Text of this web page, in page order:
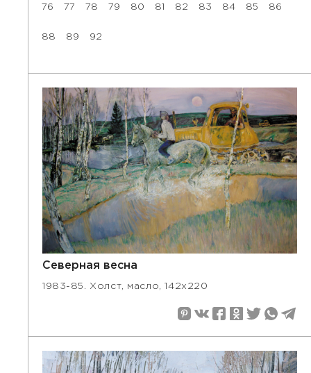
76 77 78 79 80 81 82 83 84 85 86
88 89 92
Северная весна
1983-85. Холст, масло, 142х220